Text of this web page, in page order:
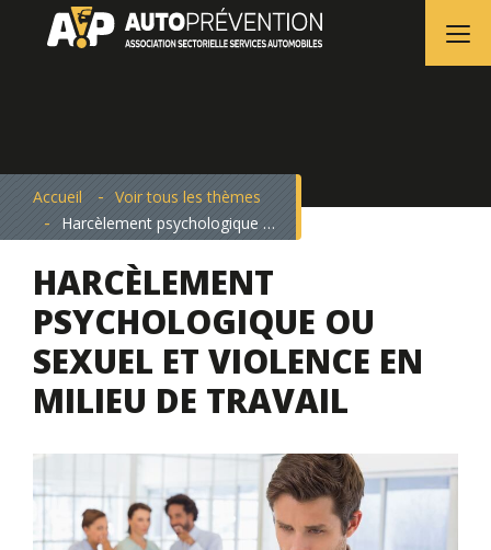
Accueil
Voir tous les thèmes
Harcèlement psychologique ou sexuel et violence en milieu de travail
HARCÈLEMENT
PSYCHOLOGIQUE OU
SEXUEL ET VIOLENCE EN
MILIEU DE TRAVAIL